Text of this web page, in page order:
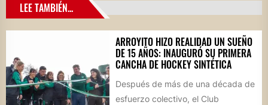
LEE TAMBIÉN...
ARROYITO HIZO REALIDAD UN SUEÑO
DE 15 AÑOS: INAUGURÓ SU PRIMERA
CANCHA DE HOCKEY SINTÉTICA
Después de más de una década de
esfuerzo colectivo, el Club